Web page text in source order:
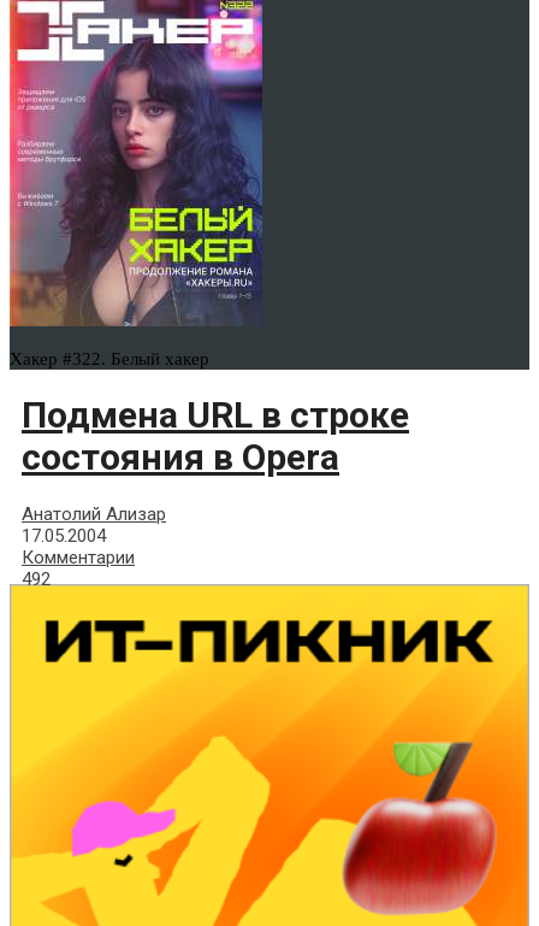
Хакер #322. Белый хакер
Подмена URL в строке
состояния в Opera
Анатолий Ализар
17.05.2004
Комментарии
492